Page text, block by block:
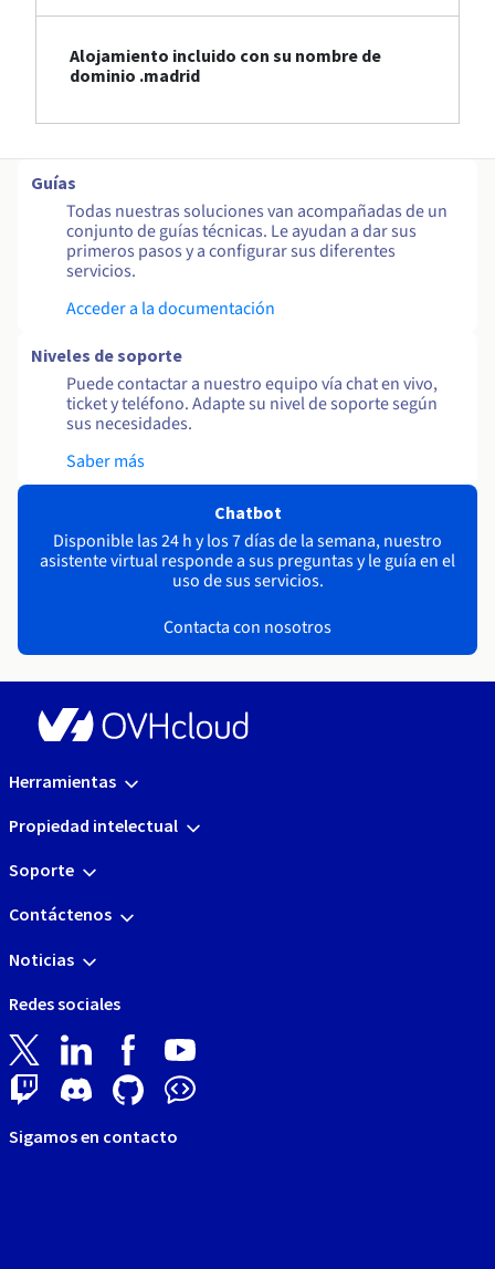
Alojamiento incluido con su nombre de
dominio .madrid
Guías
Todas nuestras soluciones van acompañadas de un
conjunto de guías técnicas. Le ayudan a dar sus
primeros pasos y a configurar sus diferentes
servicios.
Acceder a la documentación
Niveles de soporte
Puede contactar a nuestro equipo vía chat en vivo,
ticket y teléfono. Adapte su nivel de soporte según
sus necesidades.
Saber más
Chatbot
Disponible las 24 h y los 7 días de la semana, nuestro
asistente virtual responde a sus preguntas y le guía en el
uso de sus servicios.
Contacta con nosotros
Herramientas
Propiedad intelectual
Soporte
Contáctenos
Noticias
Redes sociales
Sigamos en contacto